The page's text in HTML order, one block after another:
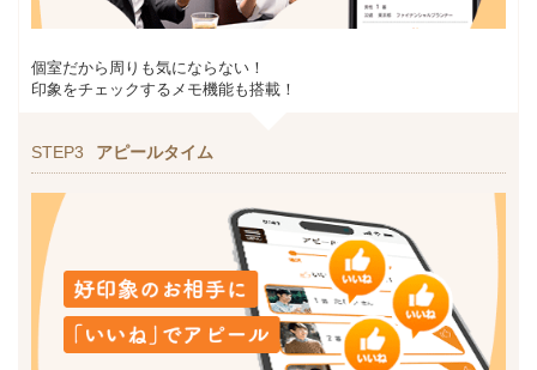
個室だから周りも気にならない！
印象をチェックするメモ機能も搭載！
STEP3 アピールタイム